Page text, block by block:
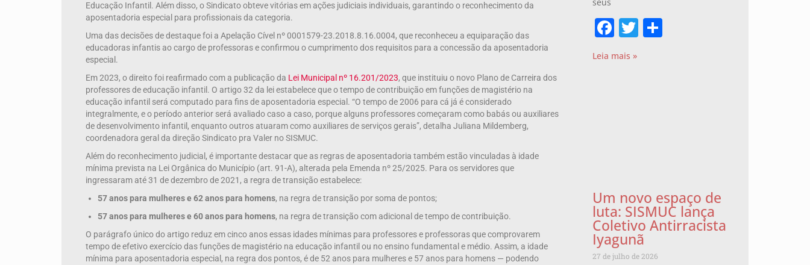
Educação Infantil. Além disso, o Sindicato obteve vitórias em ações judiciais individuais, garantindo o reconhecimento da
aposentadoria especial para profissionais da categoria.
Uma das decisões de destaque foi a Apelação Cível nº 0001579-23.2018.8.16.0004, que reconheceu a equiparação das
educadoras infantis ao cargo de professoras e confirmou o cumprimento dos requisitos para a concessão da aposentadoria
especial.
Em 2023, o direito foi reafirmado com a publicação da Lei Municipal nº 16.201/2023, que instituiu o novo Plano de Carreira dos
professores de educação infantil. O artigo 32 da lei estabelece que o tempo de contribuição em funções de magistério na
educação infantil será computado para fins de aposentadoria especial. “O tempo de 2006 para cá já é considerado
integralmente, e o período anterior será avaliado caso a caso, porque alguns professores começaram como babás ou auxiliares
de desenvolvimento infantil, enquanto outros atuaram como auxiliares de serviços gerais”, detalha Juliana Mildemberg,
coordenadora geral da direção Sindicato pra Valer no SISMUC.
Além do reconhecimento judicial, é importante destacar que as regras de aposentadoria também estão vinculadas à idade
mínima prevista na Lei Orgânica do Município (art. 91-A), alterada pela Emenda nº 25/2025. Para os servidores que
ingressaram até 31 de dezembro de 2021, a regra de transição estabelece:
57 anos para mulheres e 62 anos para homens, na regra de transição por soma de pontos;
57 anos para mulheres e 60 anos para homens, na regra de transição com adicional de tempo de contribuição.
O parágrafo único do artigo reduz em cinco anos essas idades mínimas para professores e professoras que comprovarem
tempo de efetivo exercício das funções de magistério na educação infantil ou no ensino fundamental e médio. Assim, a idade
mínima para aposentadoria especial, na regra dos pontos, é de 52 anos para mulheres e 57 anos para homens — podendo
Facebook
Twitter
Leia mais »
Um novo espaço de
luta: SISMUC lança
Coletivo Antirracista
Iyagunã
27 de julho de 2026